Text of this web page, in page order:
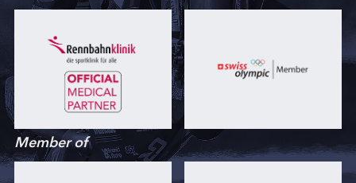
Member of